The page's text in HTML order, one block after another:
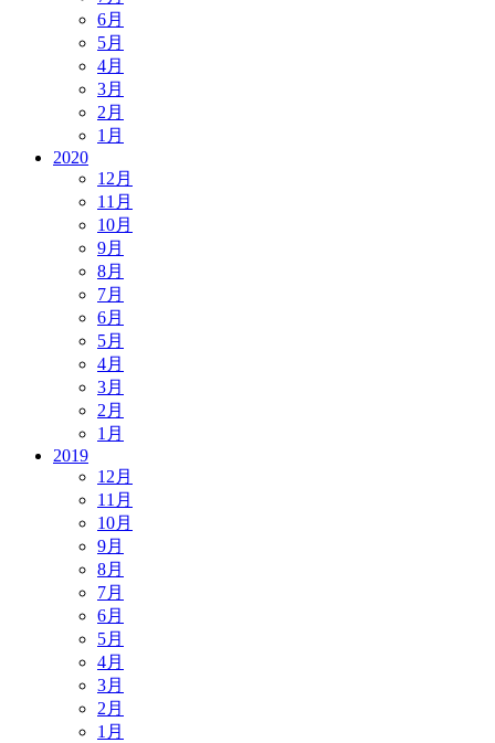
6月
5月
4月
3月
2月
1月
2020
12月
11月
10月
9月
8月
7月
6月
5月
4月
3月
2月
1月
2019
12月
11月
10月
9月
8月
7月
6月
5月
4月
3月
2月
1月